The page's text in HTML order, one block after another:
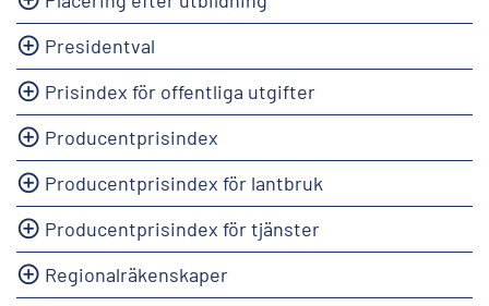
Presidentval
Prisindex för offentliga utgifter
Producentprisindex
Producentprisindex för lantbruk
Producentprisindex för tjänster
Regionalräkenskaper